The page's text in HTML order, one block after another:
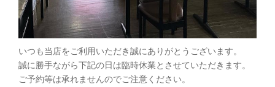
いつも当店をご利用いただき誠にありがとうございます。
誠に勝手ながら下記の日は臨時休業とさせていただきます。
ご予約等は承れませんのでご注意ください。